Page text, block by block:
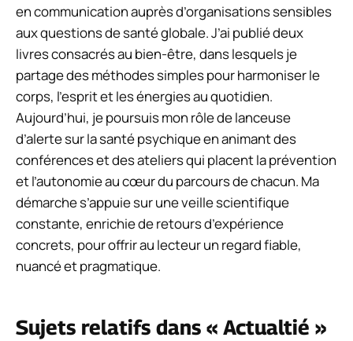
en communication auprès d’organisations sensibles
aux questions de santé globale. J’ai publié deux
livres consacrés au bien-être, dans lesquels je
partage des méthodes simples pour harmoniser le
corps, l’esprit et les énergies au quotidien.
Aujourd’hui, je poursuis mon rôle de lanceuse
d’alerte sur la santé psychique en animant des
conférences et des ateliers qui placent la prévention
et l’autonomie au cœur du parcours de chacun. Ma
démarche s’appuie sur une veille scientifique
constante, enrichie de retours d’expérience
concrets, pour offrir au lecteur un regard fiable,
nuancé et pragmatique.
Sujets relatifs dans « Actualtié »